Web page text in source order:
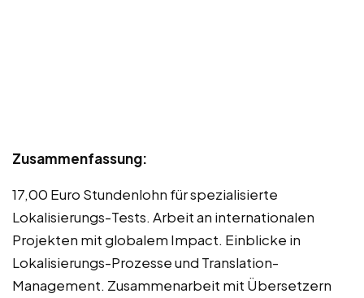
Zusammenfassung:
17,00 Euro Stundenlohn für spezialisierte
Lokalisierungs-Tests. Arbeit an internationalen
Projekten mit globalem Impact. Einblicke in
Lokalisierungs-Prozesse und Translation-
Management. Zusammenarbeit mit Übersetzern